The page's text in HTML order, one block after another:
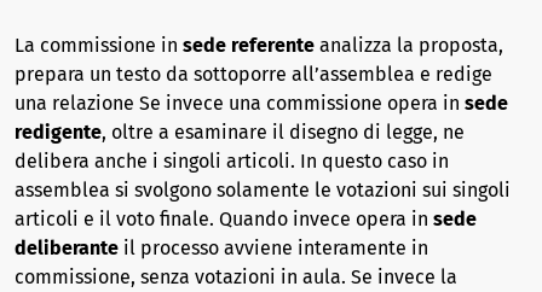
La commissione in sede referente analizza la proposta,
prepara un testo da sottoporre all’assemblea e redige
una relazione Se invece una commissione opera in sede
redigente, oltre a esaminare il disegno di legge, ne
delibera anche i singoli articoli. In questo caso in
assemblea si svolgono solamente le votazioni sui singoli
articoli e il voto finale. Quando invece opera in sede
deliberante il processo avviene interamente in
commissione, senza votazioni in aula. Se invece la